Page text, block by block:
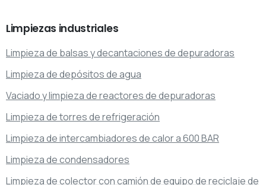
Limpiezas industriales
Limpieza de balsas y decantaciones de depuradoras
Limpieza de depósitos de agua
Vaciado y limpieza de reactores de depuradoras
Limpieza de torres de refrigeración
Limpieza de intercambiadores de calor a 600 BAR
Limpieza de condensadores
Limpieza de colector con camión de equipo de reciclaje de